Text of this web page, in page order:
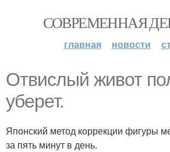
СОВРЕМЕННАЯ
главная новости
Отвислый живот
уберет.
Японский метод коррекции фигуры
за пять минут в день.